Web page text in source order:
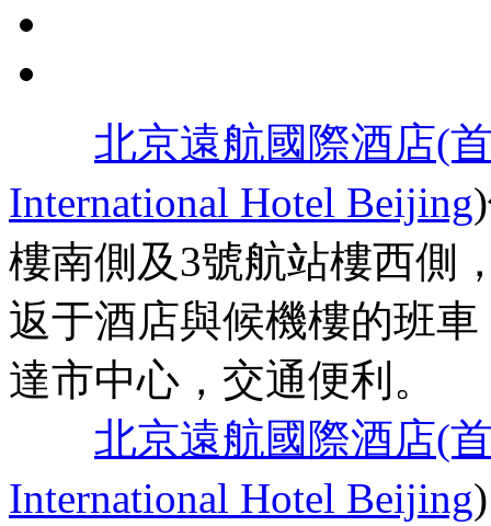
北京遠航國際酒店(
International Hotel Beijing
樓南側及3號航站樓西側
返于酒店與候機樓的班
達市中心，交通便利。
北京遠航國際酒店(
International Hotel Beijing